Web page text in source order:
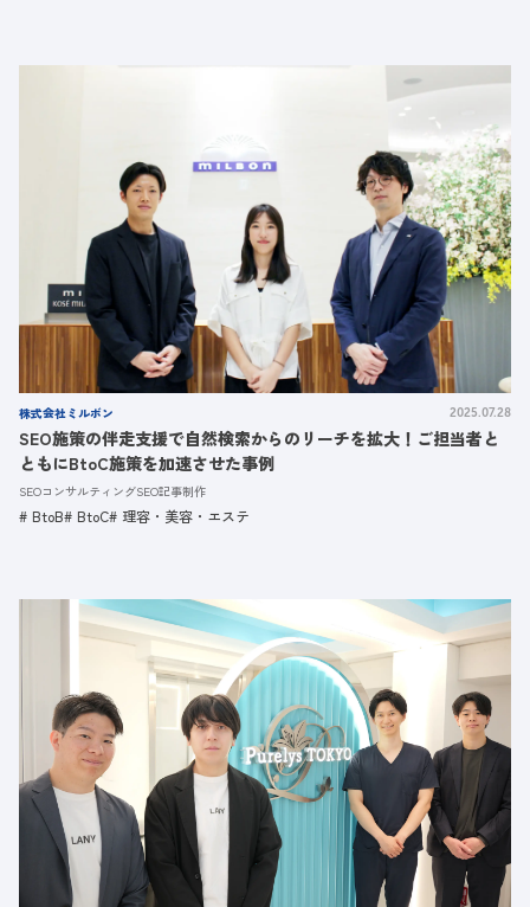
株式会社ミルボン 2025.07.28
SEO施策の伴走支援で自然検索からのリーチを拡大！ご担当者と
ともにBtoC施策を加速させた事例
SEOコンサルティングSEO記事制作
BtoB BtoC 理容・美容・エステ